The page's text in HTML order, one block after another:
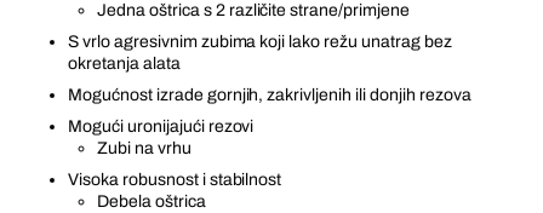
Jedna oštrica s 2 različite strane/primjene
S vrlo agresivnim zubima koji lako režu unatrag bez
okretanja alata
Mogućnost izrade gornjih, zakrivljenih ili donjih rezova
Mogući uronijajući rezovi
Zubi na vrhu
Visoka robusnost i stabilnost
Debela oštrica